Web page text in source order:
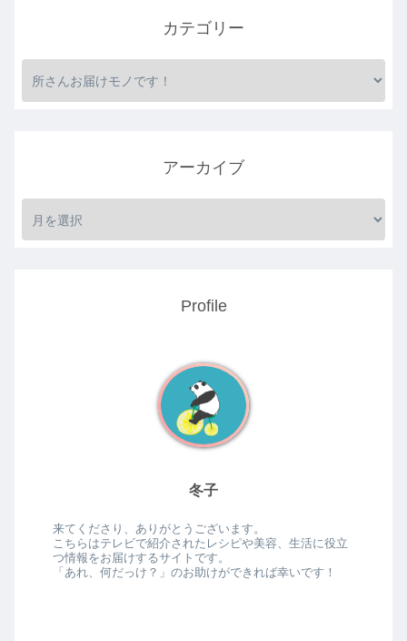
カテゴリー
アーカイブ
Profile
冬子
来てくださり、ありがとうございます。
こちらはテレビで紹介されたレシピや美容、生活に役立
つ情報をお届けするサイトです。
「あれ、何だっけ？」のお助けができれば幸いです！